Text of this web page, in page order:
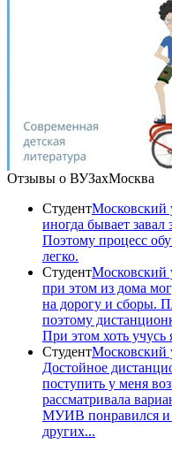
Отзывы о ВУЗахМосква
СтудентМосковский
иногда бывает завал
Поэтому процесс
легко.
СтудентМосковский
при этом из дома
на дорогу и сборы.
поэтому
При этом хоть учусь
СтудентМосковский
Достойное
поступить у меня
рассматривала
МУИВ понравился и
других...